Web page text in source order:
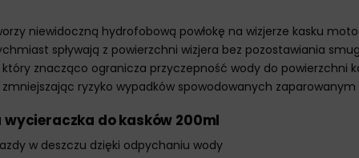
niewidoczną hydrofobową powłokę na wizjerze kasku
spływają z powierzchni wizjera bez pozostawiania
który znacząco ogranicza przyczepność wody do powierzchni
ryzyko wypadków spowodowanych
do kasków 200ml
w deszczu dzięki odpychaniu wody